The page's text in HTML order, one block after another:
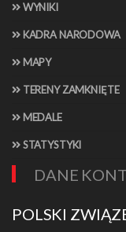
WYNIKI
KADRA NARODOWA
MAPY
TERENY ZAMKNIĘTE
MEDALE
STATYSTYKI
DANE
POLSKI